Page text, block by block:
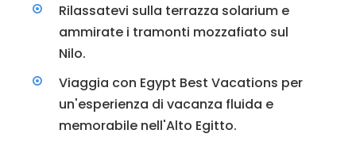
Rilassatevi sulla terrazza solarium e
ammirate i tramonti mozzafiato sul
Nilo.
Viaggia con Egypt Best Vacations per
un'esperienza di vacanza fluida e
memorabile nell'Alto Egitto.